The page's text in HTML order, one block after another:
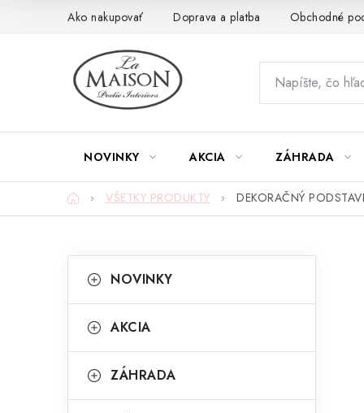
Ako nakupovať Doprava a platba Obchodné
NOVINKY AKCIA ZÁHRADA
DomovVŠETKY PRODUKTY DEKORAČNÝ
o
n
ý
kategórie
a
e
ó
NOVINKY
AKCIA
ZÁHRADA